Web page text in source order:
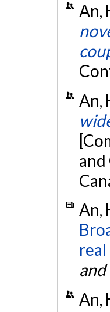
An,
An,
An,
An,